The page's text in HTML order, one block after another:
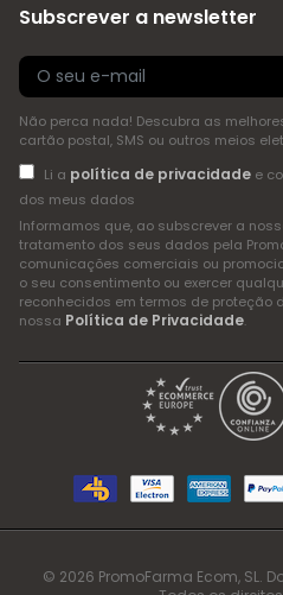
Subscrever a newsletter
Não perca nada! Descubra as
cartão postal, SMS ou outros meios
Li a política de privacidadee
dos meus dados
Informamos que, ao subscrever a
tratamento dos seus dados pela
comunicações comerciais ou
o seu consentimento ou exercer
reconhecidos em termos de proteção
nossa Política de Privacidade.
© 2026 PromoFarma Ecom, SL.